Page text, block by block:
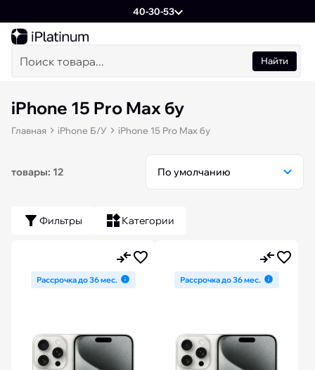
40-30-53
Найти
iPhone 15 Pro Max бу
Главная iPhone Б/У iPhone 15 Pro Max бу
товары: 12
Фильтры Категории
Рассрочка до 36 мес. Рассрочка до 36 мес.